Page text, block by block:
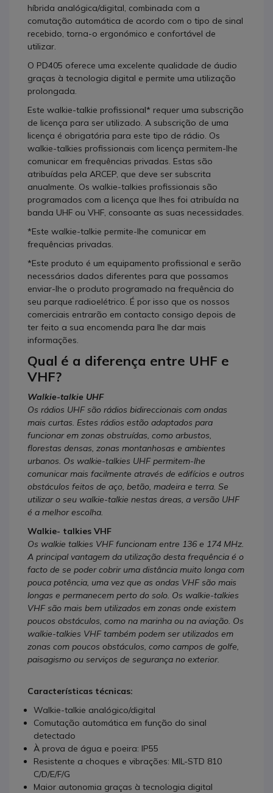
híbrida analógica/digital, combinada com a
comutação automática de acordo com o tipo de sinal
recebido, torna-o ergonómico e confortável de
utilizar.
O PD405 oferece uma excelente qualidade de áudio
graças à tecnologia digital e permite uma utilização
prolongada.
Este walkie-talkie profissional* requer uma subscrição
de licença para ser utilizado. A subscrição de uma
licença é obrigatória para este tipo de rádio. Os
walkie-talkies profissionais com licença permitem-lhe
comunicar em frequências privadas. Estas são
atribuídas pela ARCEP, que deve ser subscrita
anualmente. Os walkie-talkies profissionais são
programados com a licença que lhes foi atribuída na
banda UHF ou VHF, consoante as suas necessidades.
*Este walkie-talkie permite-lhe comunicar em
frequências privadas.
*Este produto é um equipamento profissional e serão
necessários dados diferentes para que possamos
enviar-lhe o produto programado na frequência do
seu parque radioelétrico. É por isso que os nossos
comerciais entrarão em contacto consigo depois de
ter feito a sua encomenda para lhe dar mais
informações.
Qual é a diferença entre UHF e
VHF?
Walkie-talkie UHF
Os rádios UHF são rádios bidireccionais com ondas
mais curtas. Estes rádios estão adaptados para
funcionar em zonas obstruídas, como arbustos,
florestas densas, zonas montanhosas e ambientes
urbanos. Os walkie-talkies UHF permitem-lhe
comunicar mais facilmente através de edifícios e outros
obstáculos feitos de aço, betão, madeira e terra. Se
utilizar o seu walkie-talkie nestas áreas, a versão UHF
é a melhor escolha.
Walkie- talkies VHF
Os walkie talkies VHF funcionam entre 136 e 174 MHz.
A principal vantagem da utilização desta frequência é o
facto de se poder cobrir uma distância muito longa com
pouca potência, uma vez que as ondas VHF são mais
longas e permanecem perto do solo. Os walkie-talkies
VHF são mais bem utilizados em zonas onde existem
poucos obstáculos, como na marinha ou na aviação. Os
walkie-talkies VHF também podem ser utilizados em
zonas com poucos obstáculos, como campos de golfe,
paisagismo ou serviços de segurança no exterior.
Características técnicas:
Walkie-talkie analógico/digital
Comutação automática em função do sinal
detectado
À prova de água e poeira: IP55
Resistente a choques e vibrações: MIL-STD 810
C/D/E/F/G
Maior autonomia graças à tecnologia digital